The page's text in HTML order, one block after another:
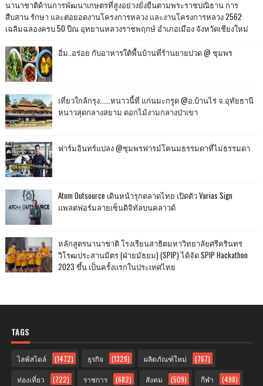
นานาชาติด้านการพัฒนาเกษตรที่สูงอย่างยั่งยืนตามพระราชปณิธาน การ
สืบสาน รักษา และต่อยอดงานโครงการหลวง และงานโครงการหลวง 2562
เฉลิมฉลองครบ 50 ปีณ อุทยานหลวงราชพฤกษ์ อำเภอเมือง จังหวัดเชียงใหม่
อิ่ม..อร่อย กับอาหารใต้พื้นบ้านที่ร้านยายปวด @ ชุมพร
เที่ยวใกล้กรุง......หนาวนี้ที่ แก่นมะกรูด @อ.บ้านไร่ จ.อุทัยธานี
หนาวสุดกลางสยาม ดอกไม้งามกลางป่าเขา
ฟาร์มอินทร์แปลง @ชุมพรฟารม์โคนมธรรมดาที่ไม่ธรรมดา
Atom Outsource เดินหน้ารุกตลาดไทย เปิดตัว Varias Sign
แพลตฟอร์มลายเซ็นดิจิทัลบนคลาวด์
หลักสูตรนานาชาติ โรงเรียนสาธิตมหาวิทยาลัยศรีครินทร
วิโรฒประสานมิตร (ฝ่ายมัธยม) (SPIP) ได้จัด SPIP Hackathon
2023 ขึ้น เป็นครั้งแรกในประเทศไทย
TAGS
ไลฟ์สไตล์ (1472) ธุรกิจ (1329) ผลิตภัณฑ์ใหม่ (767)
ท่องเที่ยว (722) ราชการ (682) สังคม (509) กีฬา (498)